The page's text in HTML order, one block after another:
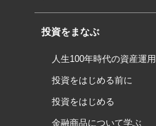
投資をまなぶ
人生100年時代の資産運用
投資をはじめる前に
投資をはじめる
金融商品について学ぶ